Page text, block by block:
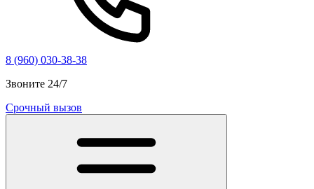
8 (960) 030-38-38
Звоните 24/7
Срочный вызов